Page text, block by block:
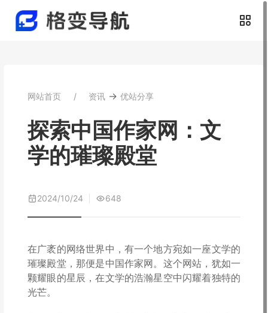
网站首页 资讯 → 优站分享
探索中国作家网：文
学的璀璨殿堂
2024/10/24 648
在广袤的网络世界中，有一个地方宛如一座文学的
璀璨殿堂，那便是中国作家网。这个网站，犹如一
颗耀眼的星辰，在文学的浩瀚星空中闪耀着独特的
光芒。